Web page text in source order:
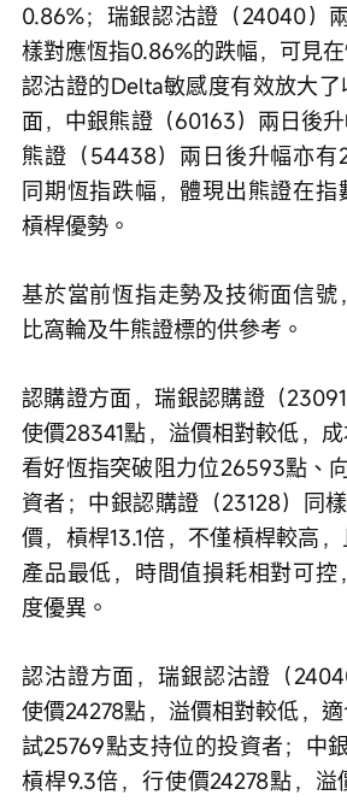
0.86%；瑞銀認沽證（24040）
樣對應恆指0.86%的跌幅，可見在
認沽證的Delta敏感度有效放大
面，中銀熊證（60163）兩日後
熊證（54438）兩日後升幅亦有
同期恆指跌幅，體現出熊證在指
槓桿優勢。
基於當前恆指走勢及技術面信號
比窩輪及牛熊證標的供參考。
認購證方面，瑞銀認購證（
使價28341點，溢價相對較低，
看好恆指突破阻力位26593點、
資者；中銀認購證（23128）同
價，槓桿13.1倍，不僅槓桿較高
產品最低，時間值損耗相對可
度優異。
認沽證方面，瑞銀認沽證（
使價24278點，溢價相對較低，
試25769點支持位的投資者；中銀
槓桿9.3倍，行使價24278點，